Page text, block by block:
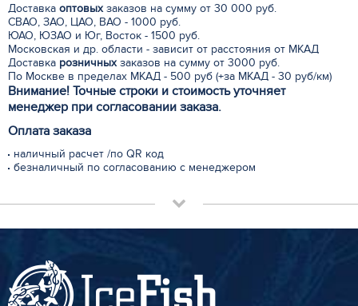
Доставка оптовыхзаказов на сумму от 30 000 руб.
СВАО, ЗАО, ЦАО, ВАО - 1000 руб.
ЮАО, ЮЗАО и Юг, Восток - 1500 руб.
Московская и др. области - зависит от расстояния от МКАД
Доставка розничныхзаказов на сумму от 3000 руб.
По Москве в пределах МКАД - 500 руб (+за МКАД - 30 руб/км)
Внимание! Точные строки и стоимость уточняет
менеджер при согласовании заказа.
Оплата заказа
наличный расчет /по QR код
безналичный по согласованию с менеджером